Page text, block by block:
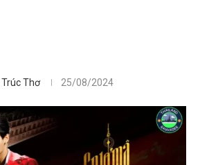
Trúc Thơ 25/08/2024